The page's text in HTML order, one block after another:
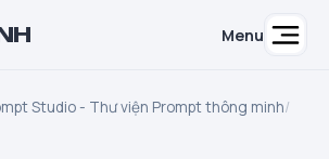
Menu
Studio - Thư viện Prompt thông minh/